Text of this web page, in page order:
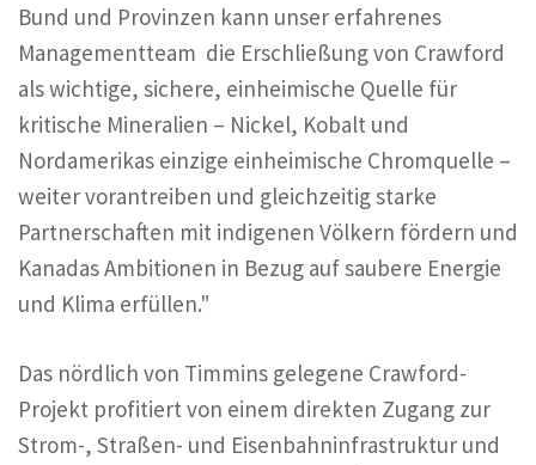
Bund und Provinzen kann unser erfahrenes
Managementteam die Erschließung von Crawford
als wichtige, sichere, einheimische Quelle für
kritische Mineralien – Nickel, Kobalt und
Nordamerikas einzige einheimische Chromquelle –
weiter vorantreiben und gleichzeitig starke
Partnerschaften mit indigenen Völkern fördern und
Kanadas Ambitionen in Bezug auf saubere Energie
und Klima erfüllen."
Das nördlich von Timmins gelegene Crawford-
Projekt profitiert von einem direkten Zugang zur
Strom-, Straßen- und Eisenbahninfrastruktur und